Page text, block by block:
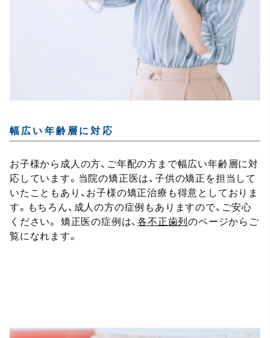
幅広い年齢層に対応
お子様から成人の方、ご年配の方まで幅広い年齢層に対
応しています。当院の矯正医は、子供の矯正を担当して
いたこともあり、お子様の矯正治療も得意としておりま
す。もちろん、成人の方の症例もありますので、ご安心
ください。 矯正医の症例は、各不正歯列のページからご
覧になれます。